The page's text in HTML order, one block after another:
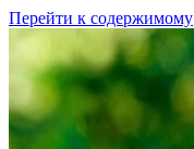
Перейти к содержимому